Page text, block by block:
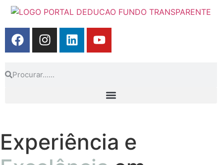
Experiência e